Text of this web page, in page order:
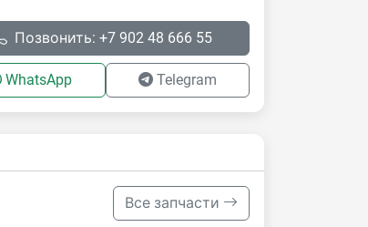
Позвонить: +7 902 48 666 55
WhatsApp Telegram
Все запчасти